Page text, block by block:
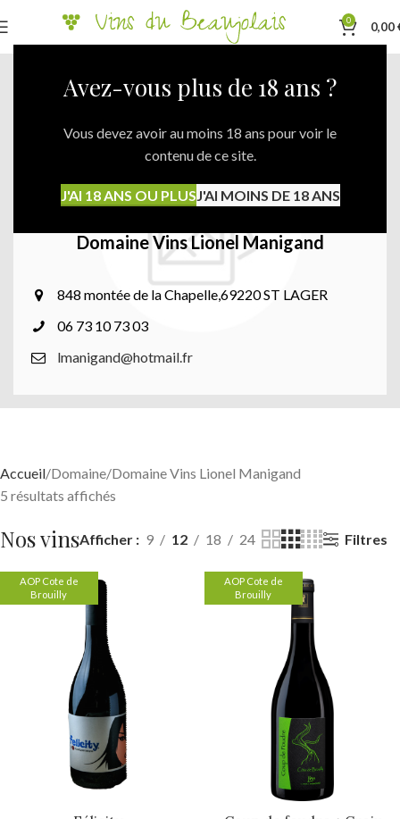
Avez-vous plus de 18 ans ?
Vous devez avoir au moins 18 ans pour voir le
contenu de ce site.
J'AI 18 ANS OU PLUSJ'AI MOINS DE 18 ANS
0 0,00
Domaine Vins Lionel Manigand
848 montée de la Chapelle,69220 ST LAGER
06 73 10 73 03
lmanigand@hotmail.fr
Accueil Domaine Domaine Vins Lionel Manigand
5 résultats affichés
Nos vinsAfficher 9 12 18 24 Filtres
AOP Cote de
Brouilly
AOP Cote de
Brouilly